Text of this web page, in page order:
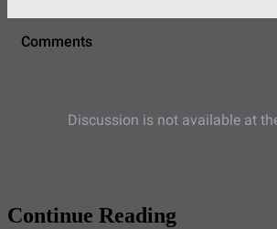
Continue Reading